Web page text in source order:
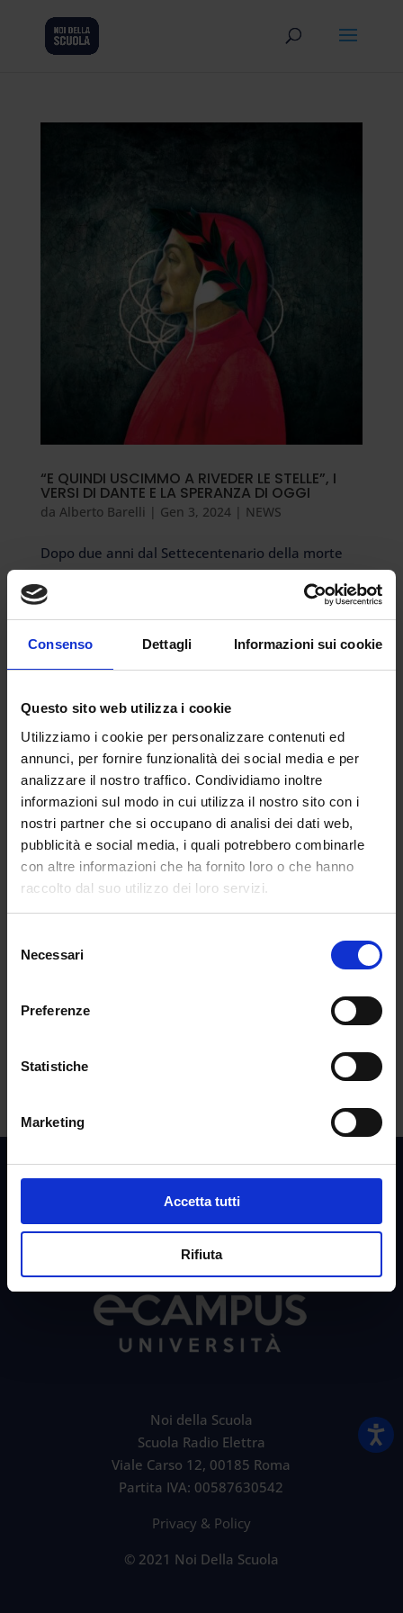
Consenso Dettagli Informazioni sui cookie
Questo sito web utilizza i cookie
Utilizziamo i cookie per personalizzare contenuti ed
annunci, per fornire funzionalità dei social media e per
analizzare il nostro traffico. Condividiamo inoltre
informazioni sul modo in cui utilizza il nostro sito con i
nostri partner che si occupano di analisi dei dati web,
pubblicità e social media, i quali potrebbero combinarle
con altre informazioni che ha fornito loro o che hanno
raccolto dal suo utilizzo dei loro servizi.
delNecessari
Preferenze
Statistiche
Marketing
Accetta tutti
Rifiuta
“E QUINDI USCIMMO A RIVEDER LE STELLE”, I
VERSI DI DANTE E LA SPERANZA DI OGGI
da Alberto Barelli | Gen 3, 2024| NEWS
Dopo due anni dal Settecentenario della morte
del sommo Poeta, avvenuta a Ravenna nel
settembre del 1321, la Divina Commedia “rivive”
sul web. A partire dal primo gennaio sono infatti
per la prima volta visibili online, sul sito degli
Uffizi, tutti i disegni che...
Articoli recenti
Certificazione INDIRE nello scioglimento della
riserva: modalità, tempi e perché è utile ottenerla
I 24 punti in più per concorso o percorso 30 CFU
vanno richiesti
INDIRE triennalisti ed estero. Si possono
presentare più domande contemporaneamente?
TFA sostegno X ciclo: ancora disponibili 2.500 posti
Noi della Scuola
Scuola Radio Elettra
Viale Carso 12, 00185 Roma
Partita IVA: 00587630542
Privacy & Policy
© 2021 Noi Della Scuola